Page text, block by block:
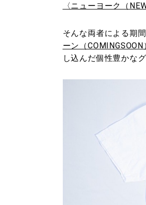
〈ニューヨーク（
そんな両者による期
ーン（COMINGSOON
し込んだ個性豊かな